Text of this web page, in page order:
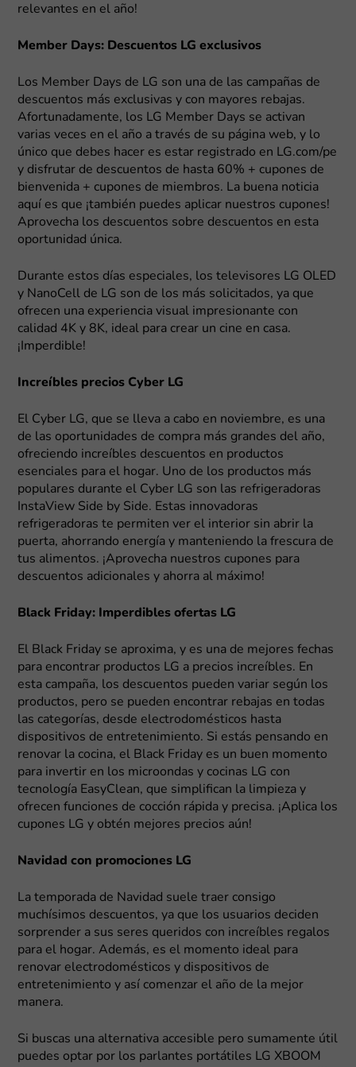
relevantes en el año!
Member Days: Descuentos LG exclusivos
Los Member Days de LG son una de las campañas de
descuentos más exclusivas y con mayores rebajas.
Afortunadamente, los LG Member Days se activan
varias veces en el año a través de su página web, y lo
único que debes hacer es estar registrado en LG.com/pe
y disfrutar de descuentos de hasta 60% + cupones de
bienvenida + cupones de miembros. La buena noticia
aquí es que ¡también puedes aplicar nuestros cupones!
Aprovecha los descuentos sobre descuentos en esta
oportunidad única.
Durante estos días especiales, los televisores LG OLED
y NanoCell de LG son de los más solicitados, ya que
ofrecen una experiencia visual impresionante con
calidad 4K y 8K, ideal para crear un cine en casa.
¡Imperdible!
Increíbles precios Cyber LG
El Cyber LG, que se lleva a cabo en noviembre, es una
de las oportunidades de compra más grandes del año,
ofreciendo increíbles descuentos en productos
esenciales para el hogar. Uno de los productos más
populares durante el Cyber LG son las refrigeradoras
InstaView Side by Side. Estas innovadoras
refrigeradoras te permiten ver el interior sin abrir la
puerta, ahorrando energía y manteniendo la frescura de
tus alimentos. ¡Aprovecha nuestros cupones para
descuentos adicionales y ahorra al máximo!
Black Friday: Imperdibles ofertas LG
El Black Friday se aproxima, y es una de mejores fechas
para encontrar productos LG a precios increíbles. En
esta campaña, los descuentos pueden variar según los
productos, pero se pueden encontrar rebajas en todas
las categorías, desde electrodomésticos hasta
dispositivos de entretenimiento. Si estás pensando en
renovar la cocina, el Black Friday es un buen momento
para invertir en los microondas y cocinas LG con
tecnología EasyClean, que simplifican la limpieza y
ofrecen funciones de cocción rápida y precisa. ¡Aplica los
cupones LG y obtén mejores precios aún!
Navidad con promociones LG
La temporada de Navidad suele traer consigo
muchísimos descuentos, ya que los usuarios deciden
sorprender a sus seres queridos con increíbles regalos
para el hogar. Además, es el momento ideal para
renovar electrodomésticos y dispositivos de
entretenimiento y así comenzar el año de la mejor
manera.
Si buscas una alternativa accesible pero sumamente útil
puedes optar por los parlantes portátiles LG XBOOM